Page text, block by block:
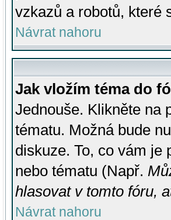
vzkazů a robotů, které
Návrat nahoru
Jak vložím téma do
Jednouše. Klikněte na
tématu. Možná bude
diskuze. To, co vám je
nebo tématu (Např.
hlasovat v tomto fóru,
Návrat nahoru